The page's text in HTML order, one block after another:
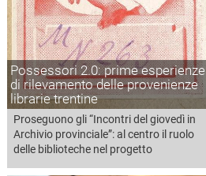
Possessori 2.0: prime esperienze
di rilevamento delle provenienze
librarie trentine
Proseguono gli “Incontri del giovedì in
Archivio provinciale”: al centro il ruolo
delle biblioteche nel progetto